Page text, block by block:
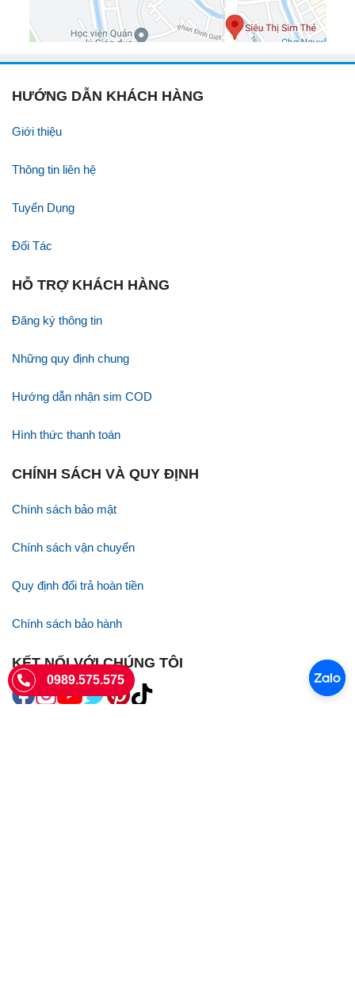
HƯỚNG DẪN KHÁCH HÀNG
Giới thiệu
Thông tin liên hệ
Tuyển Dụng
Đối Tác
HỖ TRỢ KHÁCH HÀNG
Đăng ký thông tin
Những quy định chung
Hướng dẫn nhận sim COD
Hình thức thanh toán
CHÍNH SÁCH VÀ QUY ĐỊNH
Chính sách bảo mật
Chính sách vận chuyển
Quy định đổi trả hoàn tiền
Chính sách bảo hành
KẾT NỐI VỚI CHÚNG TÔI
0989.575.575